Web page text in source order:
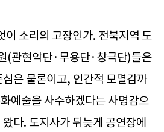
이 소리의 고장인가. 전북지역 도
(관현악단·무용단·창극단)들은
은 물론이고, 인간적 모멸감까
예술을 사수하겠다는 사명감으
다. 도지사가 뒤늦게 공연장에